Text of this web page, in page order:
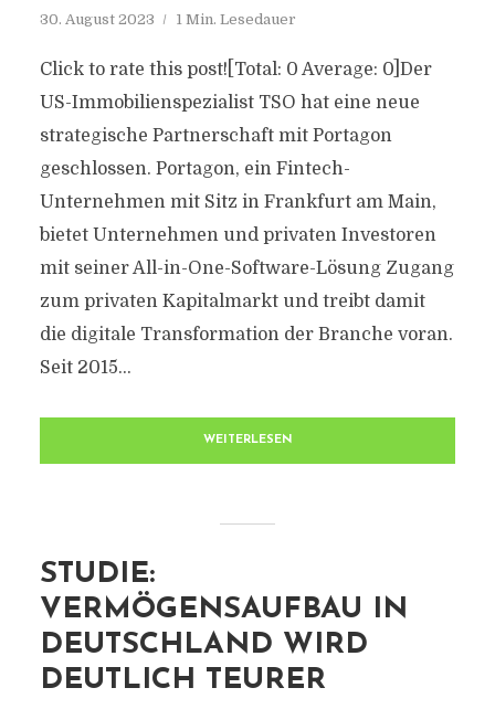
30. August 2023 1 Min. Lesedauer
Click to rate this post![Total: 0 Average: 0]Der
US-Immobilienspezialist TSO hat eine neue
strategische Partnerschaft mit Portagon
geschlossen. Portagon, ein Fintech-
Unternehmen mit Sitz in Frankfurt am Main,
bietet Unternehmen und privaten Investoren
mit seiner All-in-One-Software-Lösung Zugang
zum privaten Kapitalmarkt und treibt damit
die digitale Transformation der Branche voran.
Seit 2015...
WEITERLESEN
STUDIE:
VERMÖGENSAUFBAU IN
DEUTSCHLAND WIRD
DEUTLICH TEURER